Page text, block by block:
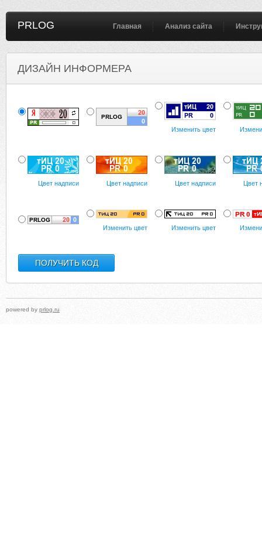
PRLOG Главная Анализ сайта
ДИЗАЙН ИНФОРМЕРА
Изменить цвет
Цвет надписи Цвет надписи Цвет надписи Цвет
Изменить цвет Изменить цвет
powered by prlog.ru